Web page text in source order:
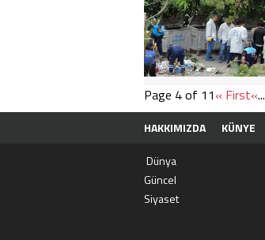
Page 4 of 11« First«...
HAKKIMIZDA KÜNYE
Dünya
Güncel
Siyaset